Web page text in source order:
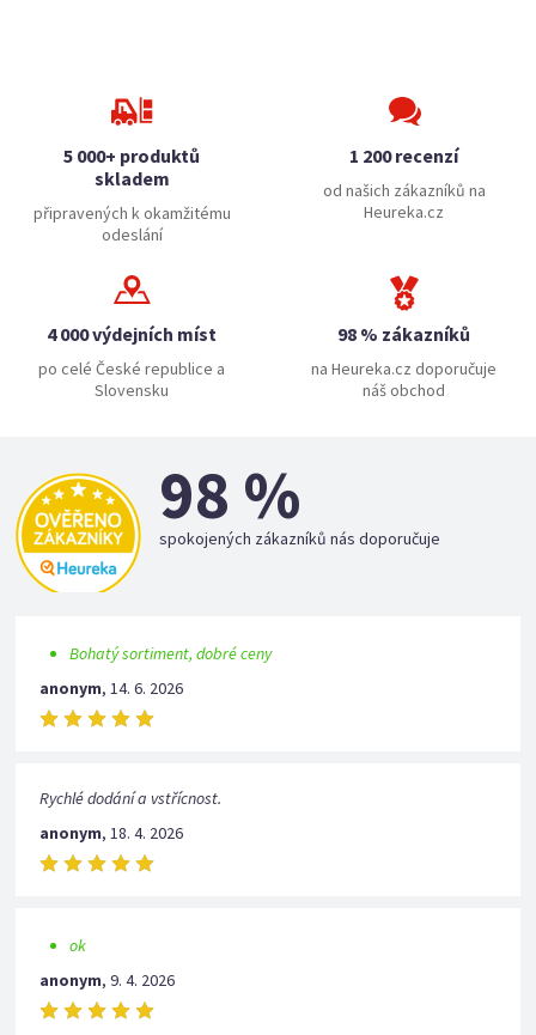
5 000+ produktů
skladem
připravených k okamžitému
odeslání
1 200 recenzí
od našich zákazníků na
Heureka.cz
4 000 výdejních míst
po celé České republice a
Slovensku
98 % zákazníků
na Heureka.cz doporučuje
náš obchod
98 %
spokojených zákazníků nás doporučuje
Bohatý sortiment, dobré ceny
anonym,14. 6. 2026
Rychlé dodání a vstřícnost.
anonym,18. 4. 2026
ok
anonym,9. 4. 2026